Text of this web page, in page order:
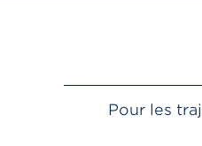
Pour les